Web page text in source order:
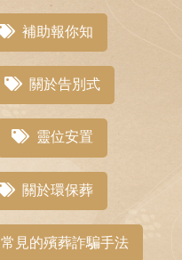
補助報你知
關於告別式
靈位安置
關於環保葬
常見的殯葬詐騙手法